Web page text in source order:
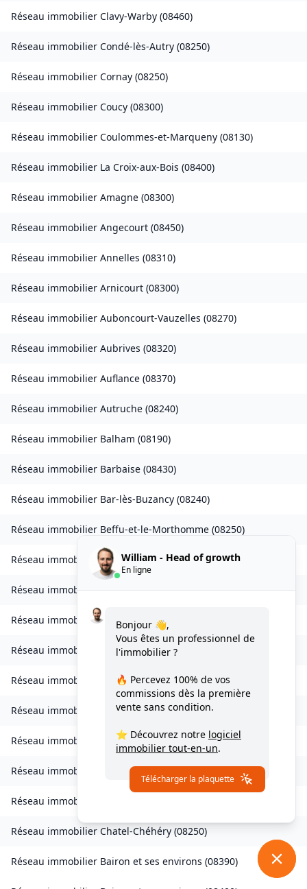
Réseau immobilier Clavy-Warby (08460)
Réseau immobilier Condé-lès-Autry (08250)
Réseau immobilier Cornay (08250)
Réseau immobilier Coucy (08300)
Réseau immobilier Coulommes-et-Marqueny (08130)
Réseau immobilier La Croix-aux-Bois (08400)
Réseau immobilier Amagne (08300)
Réseau immobilier Angecourt (08450)
Réseau immobilier Annelles (08310)
Réseau immobilier Arnicourt (08300)
Réseau immobilier Auboncourt-Vauzelles (08270)
Réseau immobilier Aubrives (08320)
Réseau immobilier Auflance (08370)
Réseau immobilier Autruche (08240)
Réseau immobilier Balham (08190)
Réseau immobilier Barbaise (08430)
Réseau immobilier Bar-lès-Buzancy (08240)
Réseau immobilier Beffu-et-le-Morthomme (08250)
Réseau immobilierBelval(08090)
Réseau immobilierBelval-Bois-des-Dames(08240)
Réseau immobilierBourcq(08400)
Réseau immobilier Bogny-sur-Meuse
Réseau immobilier Brévilly(08140)
Réseau immobilier Bulson(08450
Réseau immobilier Chagny(08430 )
Réseau immobilier Chalandry-Elaire
Réseau immobilier
Réseau immobilier Chatel-Chéhéry (08250)
Réseau immobilier Bairon et ses environs (08390)
William - Head of growth
En ligne
Bonjour 👋,
Vous êtes un professionnel de
l'immobilier ?
🔥 Percevez 100% de vos
commissions dès la première
vente sans condition.
⭐ Découvrez notre logiciel
immobilier tout-en-un.
Télécharger la plaquette